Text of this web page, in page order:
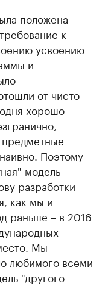
положена
к
усвоению
и
от чисто
хорошо
Поэтому
модель
разработки
как мы и
раньше – в 2016
Мы
любимого всеми
"другого